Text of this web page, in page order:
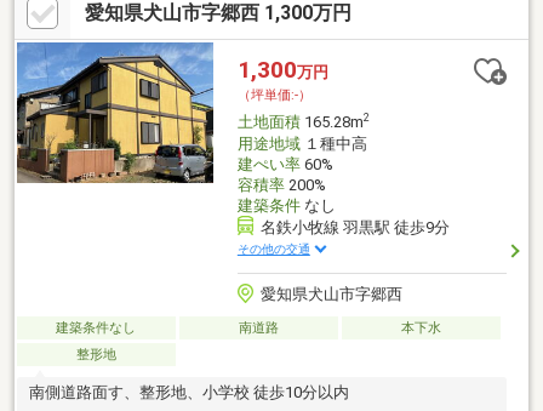
愛知県犬山市字郷西 1,300万円
1,300万円
（坪単価:-）
土地面積165.28m2
用途地域１種中高
建ぺい率60%
容積率200%
建築条件なし
名鉄小牧線 羽黒駅 徒歩9分
その他の交通
愛知県犬山市字郷西
建築条件なし 南道路
本下水
整形地
南側道路面す、整形地、小学校 徒歩10分以内